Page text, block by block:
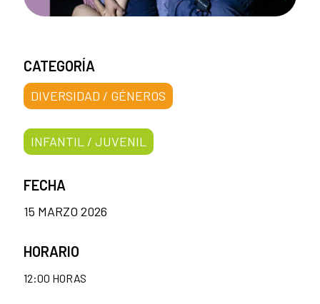
CATEGORÍA
DIVERSIDAD / GÉNEROS
INFANTIL / JUVENIL
FECHA
15 MARZO 2026
HORARIO
12:00 HORAS